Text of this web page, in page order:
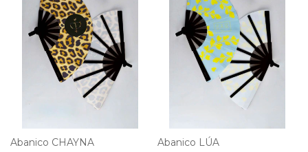
Abanico CHAYNA
Abanico LÚA